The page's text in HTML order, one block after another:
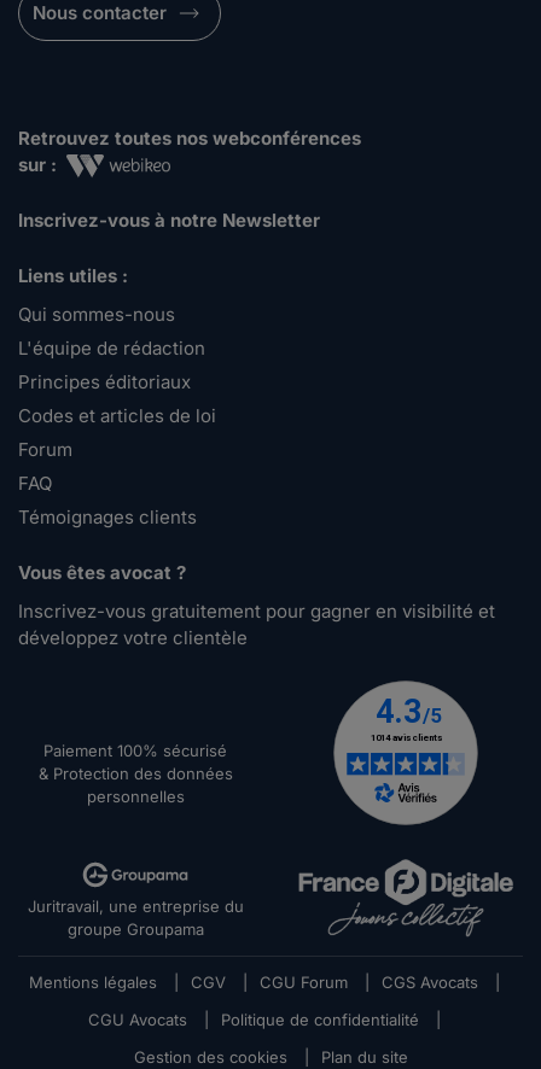
Nous contacter
Retrouvez toutes nos webconférences
sur :
Inscrivez-vous à notre Newsletter
Liens utiles :
Qui sommes-nous
L'équipe de rédaction
Principes éditoriaux
Codes et articles de loi
Forum
FAQ
Témoignages clients
Vous êtes avocat ?
Inscrivez-vous gratuitement pour gagner en visibilité et
développez votre clientèle
Paiement 100% sécurisé
& Protection des données
personnelles
Juritravail, une entreprise du
groupe Groupama
Mentions légales CGV CGU Forum CGS Avocats
CGU Avocats
Politique de confidentialité
Gestion des cookies
Plan du site